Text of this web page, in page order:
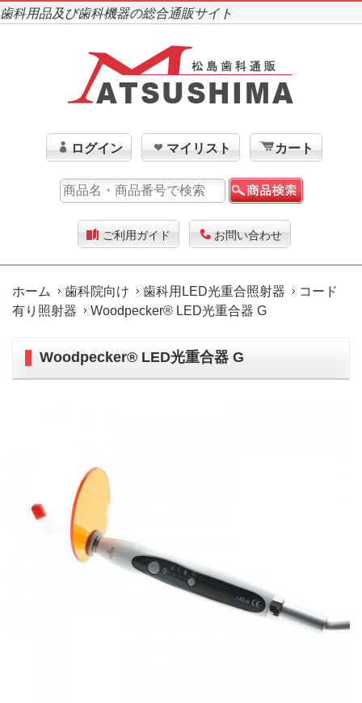
歯科用品及び歯科機器の総合通販サイト
ログイン マイリスト カート
ご利用ガイド お問い合わせ
ホーム 歯科院向け 歯科用LED光重合照射器
コード
有り照射器
Woodpecker® LED光重合器 G
Woodpecker® LED光重合器 G